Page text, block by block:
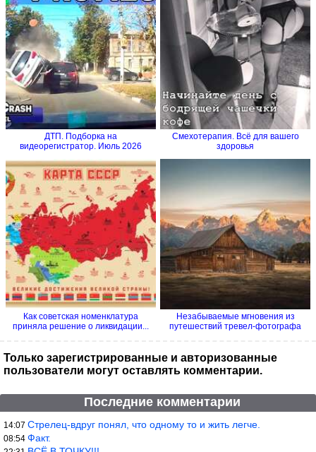
ДТП. Подборка на
видеорегистратор. Июль 2026
Смехотерапия. Всё для вашего
здоровья
Как советская номенклатура
приняла решение о ликвидации...
Незабываемые мгновения из
путешествий тревел-фотографа
Только зарегистрированные и авторизованные
пользователи могут оставлять комментарии.
Последние комментарии
14:07 Стрелец-вдруг понял, что одному то и жить легче.
08:54 Факт.